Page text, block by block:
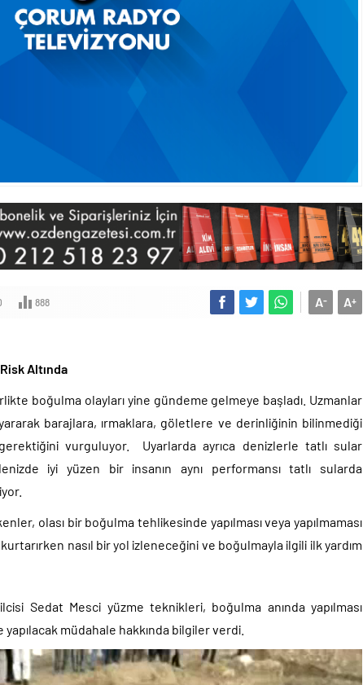
888 A+
A-
Altında
boğulma olayları yine gündeme gelmeye başladı. Uzmanlar
barajlara, ırmaklara, göletlere ve derinliğinin bilinmediği
vurguluyor. Uyarlarda ayrıca denizlerle tatlı sular
iyi yüzen bir insanın aynı performansı tatlı sularda
olası bir boğulma tehlikesinde yapılması veya yapılmaması
nasıl bir yol izleneceğini ve boğulmayla ilgili ilk yardım
Sedat Mesci yüzme teknikleri, boğulma anında yapılması
müdahale hakkında bilgiler verdi.